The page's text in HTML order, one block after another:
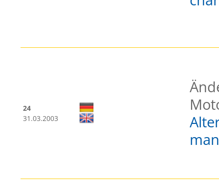
24
31.03.2003